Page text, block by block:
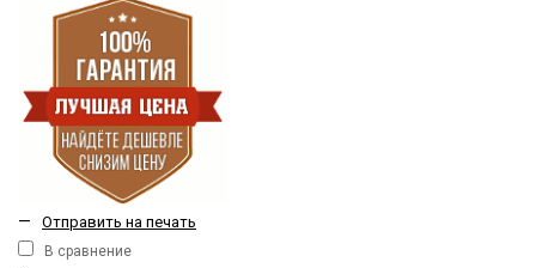
— Отправить на печать
В сравнение